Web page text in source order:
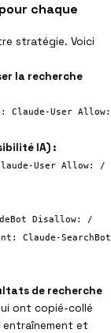
chaque
stratégie. Voici
la recherche
Claude-User Allow:
IA) :
User Allow: /
Disallow: /
Claude-SearchBot
de recherche
ont copié-collé
entraînement et